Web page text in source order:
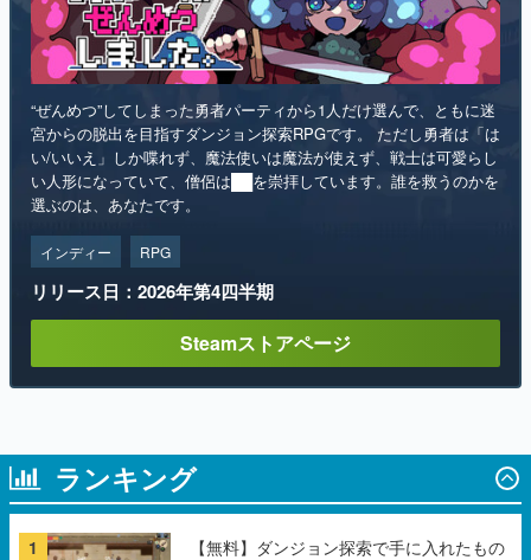
“ぜんめつ”してしまった勇者パーティから1人だけ選んで、ともに迷
宮からの脱出を目指すダンジョン探索RPGです。 ただし勇者は「は
い/いいえ」しか喋れず、魔法使いは魔法が使えず、戦士は可愛らし
い人形になっていて、僧侶は██を崇拝しています。誰を救うのかを
選ぶのは、あなたです。
インディー RPG
リリース日：2026年第4四半期
Steamストアページ
ランキング
1
【無料】ダンジョン探索で手に入れたもの